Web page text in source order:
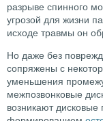
разрыве спинного
угрозой для жизни
исходе травмы он
Но даже без
сопряжены с
уменьшения
межпозвонковые
возникают дисковые